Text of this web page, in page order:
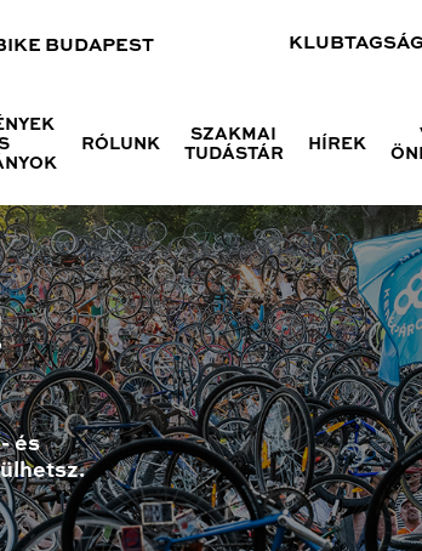
BUDAPEST KLUBTAGSÁG
RÓLUNK
SZAKMAI
TUDÁSTÁR
HÍREK
és